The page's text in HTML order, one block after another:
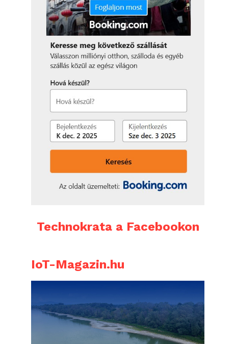
Technokrata a Facebookon
IoT-Magazin.hu